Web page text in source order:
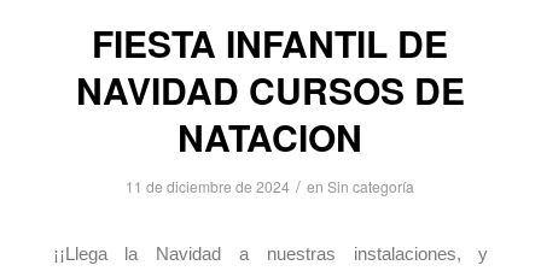
FIESTA INFANTIL DE
NAVIDAD CURSOS DE
NATACION
11 de diciembre de 2024 / enSin categoría
¡¡Llega la Navidad a nuestras instalaciones, y